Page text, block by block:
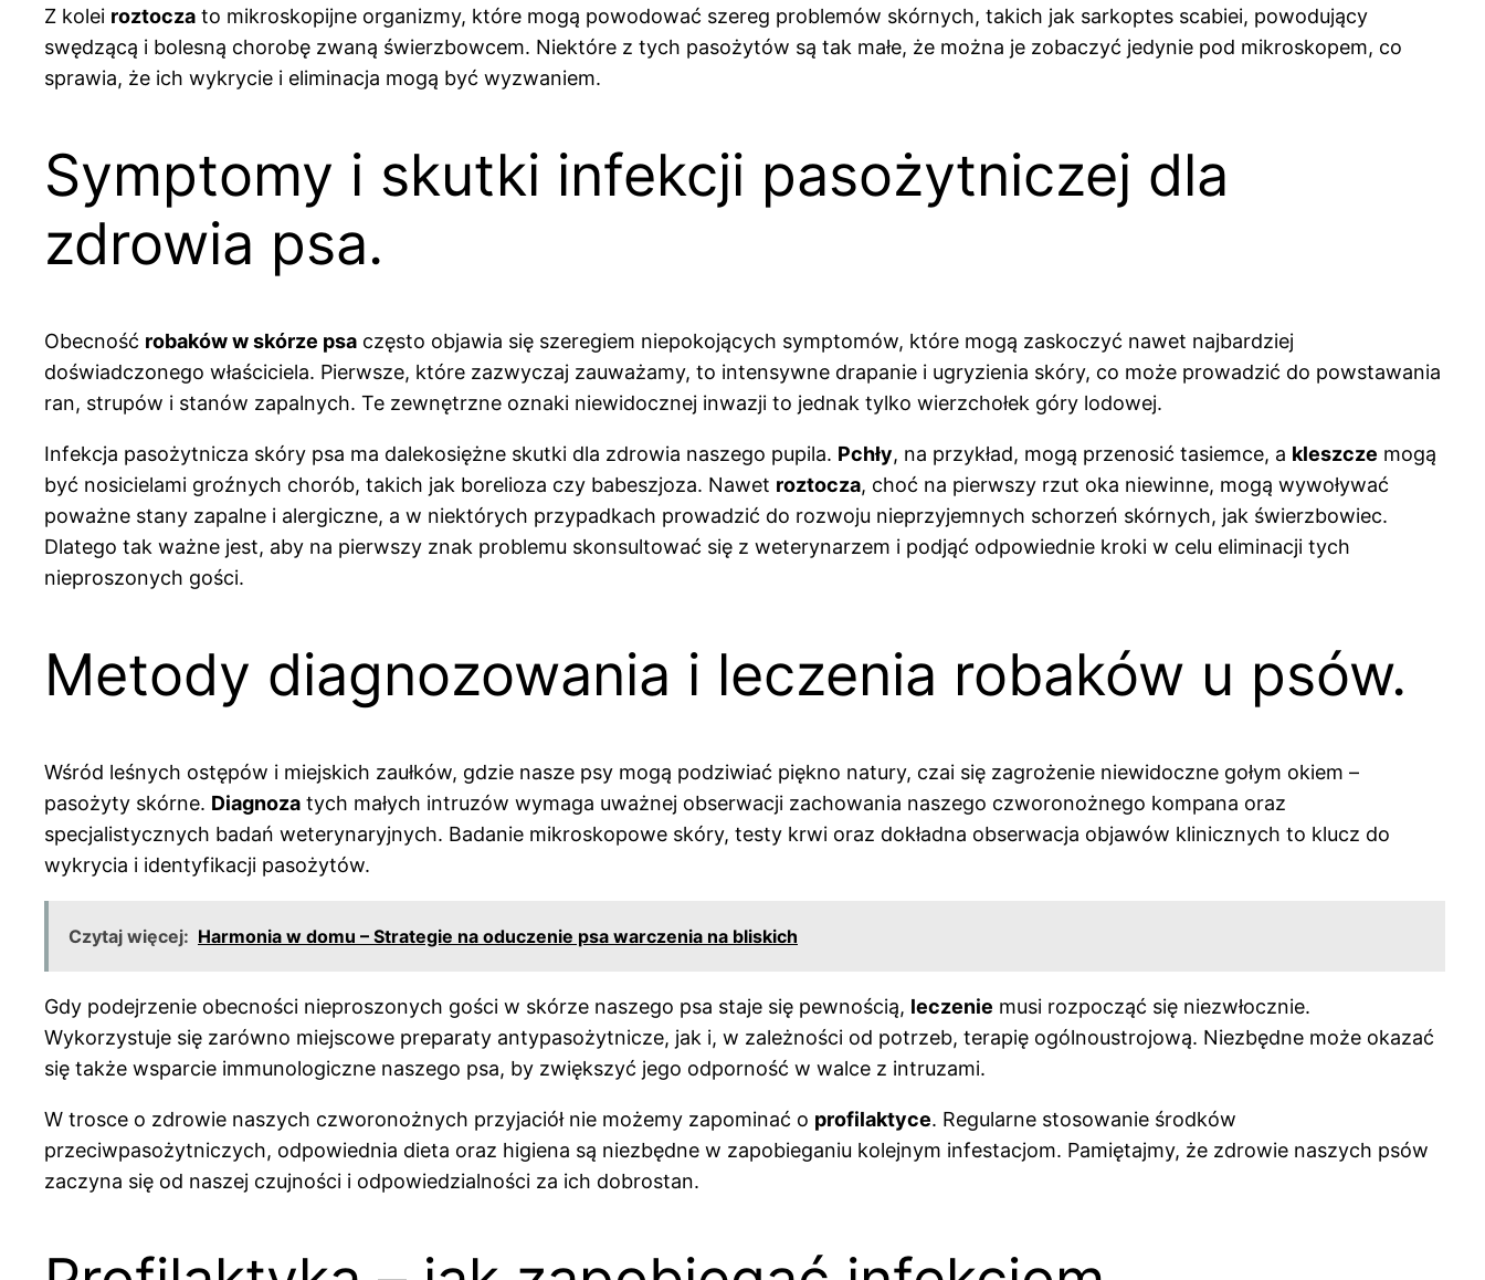
Z kolei roztocza to mikroskopijne organizmy, które mogą powodować szereg problemów skórnych, takich jak sarkoptes scabiei, powodujący
swędzącą i bolesną chorobę zwaną świerzbowcem. Niektóre z tych pasożytów są tak małe, że można je zobaczyć jedynie pod mikroskopem, co
sprawia, że ich wykrycie i eliminacja mogą być wyzwaniem.
Symptomy i skutki infekcji pasożytniczej dla
zdrowia psa.
Obecność robaków w skórze psa często objawia się szeregiem niepokojących symptomów, które mogą zaskoczyć nawet najbardziej
doświadczonego właściciela. Pierwsze, które zazwyczaj zauważamy, to intensywne drapanie i ugryzienia skóry, co może prowadzić do powstawania
ran, strupów i stanów zapalnych. Te zewnętrzne oznaki niewidocznej inwazji to jednak tylko wierzchołek góry lodowej.
Infekcja pasożytnicza skóry psa ma dalekosiężne skutki dla zdrowia naszego pupila. Pchły, na przykład, mogą przenosić tasiemce, a kleszcze mogą
być nosicielami groźnych chorób, takich jak borelioza czy babeszjoza. Nawet roztocza, choć na pierwszy rzut oka niewinne, mogą wywoływać
poważne stany zapalne i alergiczne, a w niektórych przypadkach prowadzić do rozwoju nieprzyjemnych schorzeń skórnych, jak świerzbowiec.
Dlatego tak ważne jest, aby na pierwszy znak problemu skonsultować się z weterynarzem i podjąć odpowiednie kroki w celu eliminacji tych
nieproszonych gości.
Metody diagnozowania i leczenia robaków u psów.
Wśród leśnych ostępów i miejskich zaułków, gdzie nasze psy mogą podziwiać piękno natury, czai się zagrożenie niewidoczne gołym okiem –
pasożyty skórne. Diagnoza tych małych intruzów wymaga uważnej obserwacji zachowania naszego czworonożnego kompana oraz
specjalistycznych badań weterynaryjnych. Badanie mikroskopowe skóry, testy krwi oraz dokładna obserwacja objawów klinicznych to klucz do
wykrycia i identyfikacji pasożytów.
Czytaj więcej: Harmonia w domu – Strategie na oduczenie psa warczenia na bliskich
Gdy podejrzenie obecności nieproszonych gości w skórze naszego psa staje się pewnością, leczenie musi rozpocząć się niezwłocznie.
Wykorzystuje się zarówno miejscowe preparaty antypasożytnicze, jak i, w zależności od potrzeb, terapię ogólnoustrojową. Niezbędne może okazać
się także wsparcie immunologiczne naszego psa, by zwiększyć jego odporność w walce z intruzami.
W trosce o zdrowie naszych czworonożnych przyjaciół nie możemy zapominać o profilaktyce. Regularne stosowanie środków
przeciwpasożytniczych, odpowiednia dieta oraz higiena są niezbędne w zapobieganiu kolejnym infestacjom. Pamiętajmy, że zdrowie naszych psów
zaczyna się od naszej czujności i odpowiedzialności za ich dobrostan.